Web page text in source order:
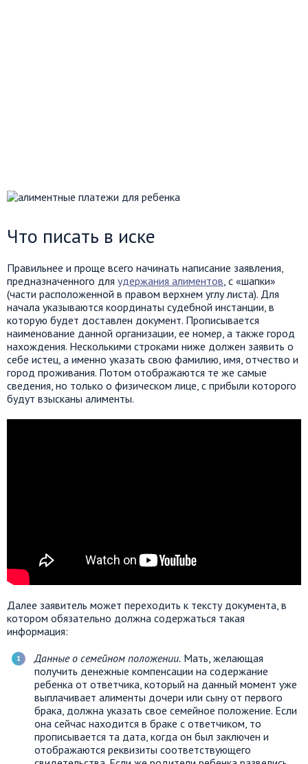
Что писать в иске
Правильнее и проще всего начинать написание заявления,
предназначенного для удержания алиментов, с «шапки»
(части расположенной в правом верхнем углу листа). Для
начала указываются координаты судебной инстанции, в
которую будет доставлен документ. Прописывается
наименование данной организации, ее номер, а также город
нахождения. Несколькими строками ниже должен заявить о
себе истец, а именно указать свою фамилию, имя, отчество и
город проживания. Потом отображаются те же самые
сведения, но только о физическом лице, с прибыли которого
будут взысканы алименты.
Далее заявитель может переходить к тексту документа, в
котором обязательно должна содержаться такая
информация:
Данные о семейном положении. Мать, желающая
получить денежные компенсации на содержание
ребенка от ответчика, который на данный момент уже
выплачивает алименты дочери или сыну от первого
брака, должна указать свое семейное положение. Если
она сейчас находится в браке с ответчиком, то
прописывается та дата, когда он был заключен и
отображаются реквизиты соответствующего